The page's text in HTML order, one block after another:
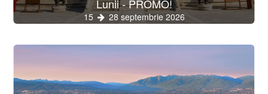
Lunii - PROMO!
15 28 septembrie 2026